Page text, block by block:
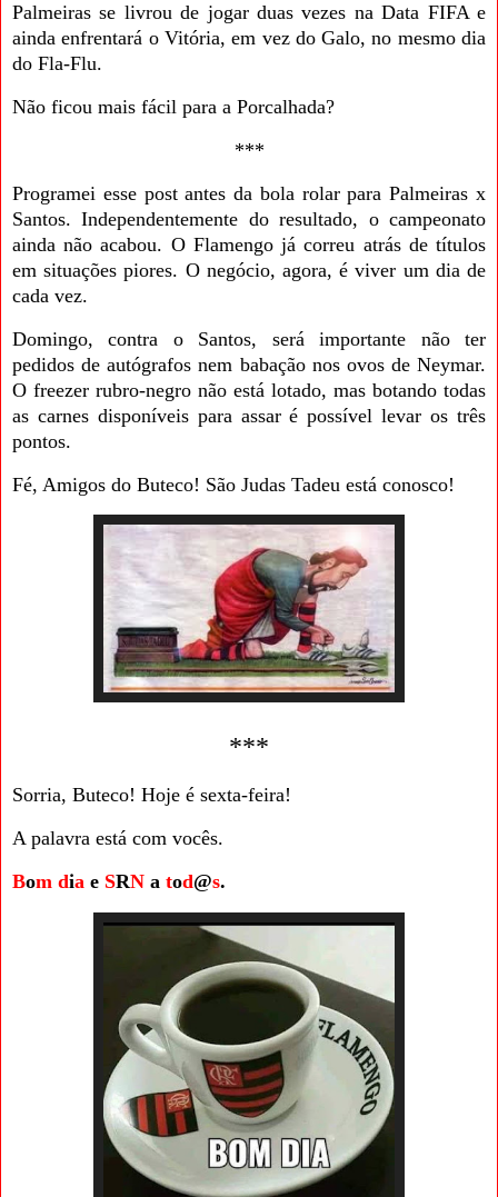
Palmeiras se livrou de jogar duas vezes na Data FIFA e
ainda enfrentará o Vitória, em vez do Galo, no mesmo dia
do Fla-Flu.
Não ficou mais fácil para a Porcalhada?
***
Programei esse post antes da bola rolar para Palmeiras x
Santos. Independentemente do resultado, o campeonato
ainda não acabou. O Flamengo já correu atrás de títulos
em situações piores. O negócio, agora, é viver um dia de
cada vez.
Domingo, contra o Santos, será importante não ter
pedidos de autógrafos nem babação nos ovos de Neymar.
O freezer rubro-negro não está lotado, mas botando todas
as carnes disponíveis para assar é possível levar os três
pontos.
Fé, Amigos do Buteco! São Judas Tadeu está conosco!
***
Sorria, Buteco! Hoje é sexta-feira!
A palavra está com vocês.
Bom dia e SRN a tod@s.